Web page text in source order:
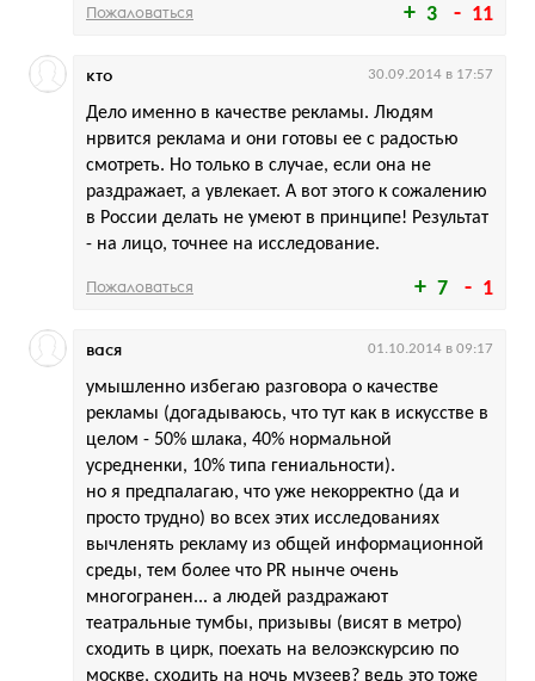
3 11
Пожаловаться
7 1
Дело именно в качестве рекламы. Людям
нрвится реклама и они готовы ее с радостью
смотреть. Но только в случае, если она не
раздражает, а увлекает. А вот этого к сожалению
в России делать не умеют в принципе! Результат
- на лицо, точнее на исследование.
кто 30.09.2014 в 17:57
Пожаловаться
умышленно избегаю разговора о качестве
рекламы (догадываюсь, что тут как в искусстве в
целом - 50% шлака, 40% нормальной
усредненки, 10% типа гениальности).
но я предпалагаю, что уже некорректно (да и
просто трудно) во всех этих исследованиях
вычленять рекламу из общей информационной
среды, тем более что PR нынче очень
многогранен... а людей раздражают
театральные тумбы, призывы (висят в метро)
сходить в цирк, поехать на велоэкскурсию по
москве, сходить на ночь музеев? ведь это тоже
вася 01.10.2014 в 09:17